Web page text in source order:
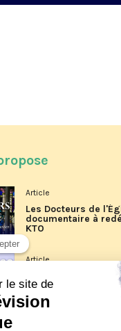
Article
Les Docteurs de
documentaire à
KTO
Article
Les reportages